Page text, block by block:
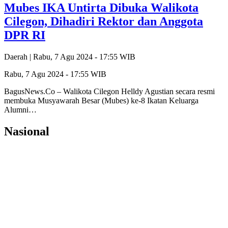
Mubes IKA Untirta Dibuka Walikota
Cilegon, Dihadiri Rektor dan Anggota
DPR RI
Daerah | Rabu, 7 Agu 2024 - 17:55 WIB
Rabu, 7 Agu 2024 - 17:55 WIB
BagusNews.Co – Walikota Cilegon Helldy Agustian secara resmi
membuka Musyawarah Besar (Mubes) ke-8 Ikatan Keluarga
Alumni…
Nasional